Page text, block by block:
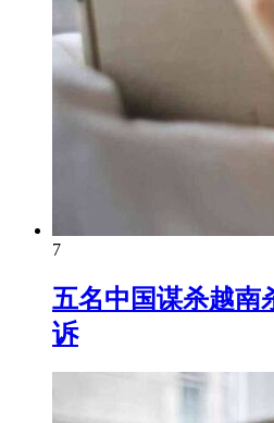
7
五名中国谋杀越南
诉